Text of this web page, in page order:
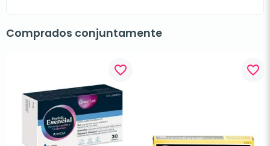
Comprados conjuntamente
favorite_border favorite_border